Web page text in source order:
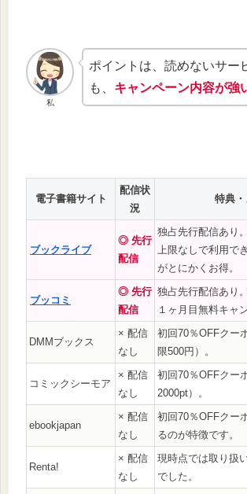
私
ポイントは、読めないサー
も、 キャンペーン内容が強
電子書籍サイト
配信状
況
特典
ブックライブ
◎ 先行
配信
独占先行配信あり
上限なしで利用で
がとにかくお得。
ブッコミ
◎ 先行
配信
独占先行配信あり
１ヶ月目無料キャ
DMMブックス
× 配信
なし
初回70％OFFクー
限500円）。
コミックシーモア
× 配信
なし
初回70％OFFクー
2000pt）。
ebookjapan
× 配信
なし
初回70％OFFクー
るのが特徴です。
Renta!
× 配信
なし
現時点では取り扱
でした。